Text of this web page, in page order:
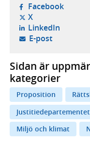
Facebook-
X- öppnas i ny
LinkedIn-
E-post- öppnar
Sidan är
kategorier
Proposition
Justitiedepartementet
Miljö och klimat